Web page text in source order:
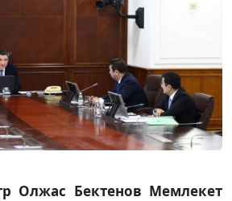
Олжас Бектенов Мемлекет